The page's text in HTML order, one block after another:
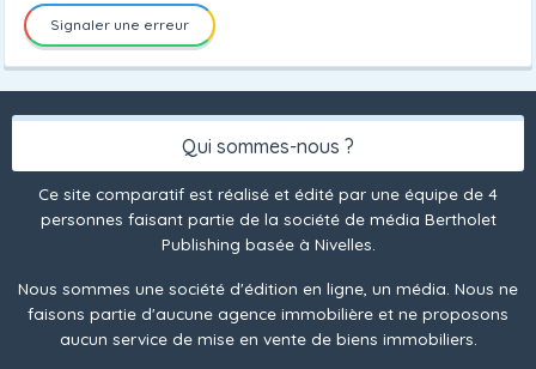
Signaler une erreur
Qui sommes-nous ?
Ce site comparatif est réalisé et édité par une équipe de 4
personnes faisant partie de la société de média Bertholet
Publishing basée à Nivelles.
Nous sommes une société d'édition en ligne, un média. Nous ne
faisons partie d'aucune agence immobilière et ne proposons
aucun service de mise en vente de biens immobiliers.